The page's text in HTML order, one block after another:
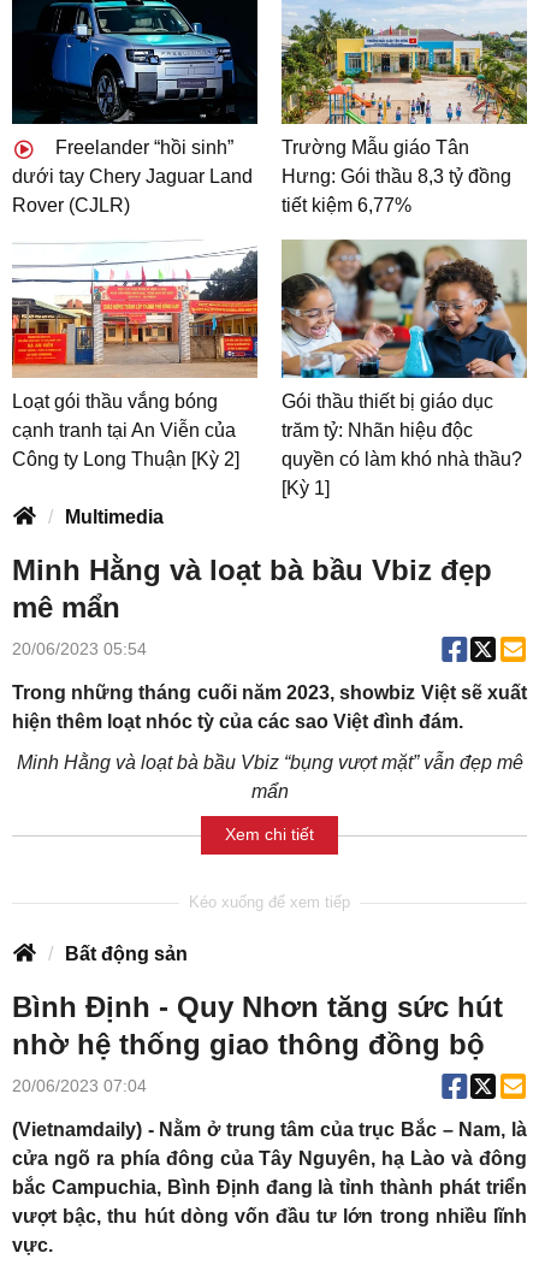
Freelander “hồi sinh”
dưới tay Chery Jaguar Land
Rover (CJLR)
Trường Mẫu giáo Tân
Hưng: Gói thầu 8,3 tỷ đồng
tiết kiệm 6,77%
Loạt gói thầu vắng bóng
cạnh tranh tại An Viễn của
Công ty Long Thuận [Kỳ 2]
Gói thầu thiết bị giáo dục
trăm tỷ: Nhãn hiệu độc
quyền có làm khó nhà thầu?
[Kỳ 1]
Multimedia
Minh Hằng và loạt bà bầu Vbiz đẹp
mê mẩn
20/06/2023 05:54
Trong những tháng cuối năm 2023, showbiz Việt sẽ xuất
hiện thêm loạt nhóc tỳ của các sao Việt đình đám.
Minh Hằng và loạt bà bầu Vbiz “bụng vượt mặt” vẫn đẹp mê
mẩn
Xem chi tiết
Bất động sản
Bình Định - Quy Nhơn tăng sức hút
nhờ hệ thống giao thông đồng bộ
20/06/2023 07:04
(Vietnamdaily) - Nằm ở trung tâm của trục Bắc – Nam, là
cửa ngõ ra phía đông của Tây Nguyên, hạ Lào và đông
bắc Campuchia, Bình Định đang là tỉnh thành phát triển
vượt bậc, thu hút dòng vốn đầu tư lớn trong nhiều lĩnh
vực.